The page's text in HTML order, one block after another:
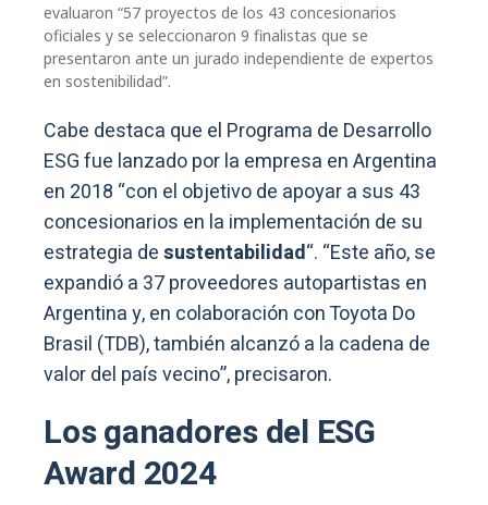
evaluaron “57 proyectos de los 43 concesionarios
oficiales y se seleccionaron 9 finalistas que se
presentaron ante un jurado independiente de expertos
en sostenibilidad”.
Cabe destaca que el Programa de Desarrollo
ESG fue lanzado por la empresa en Argentina
en 2018 “con el objetivo de apoyar a sus 43
concesionarios en la implementación de su
estrategia desustentabilidad“. “Este año, se
expandió a 37 proveedores autopartistas en
Argentina y, en colaboración con Toyota Do
Brasil (TDB), también alcanzó a la cadena de
valor del país vecino”, precisaron.
Los ganadores del ESG
Award 2024